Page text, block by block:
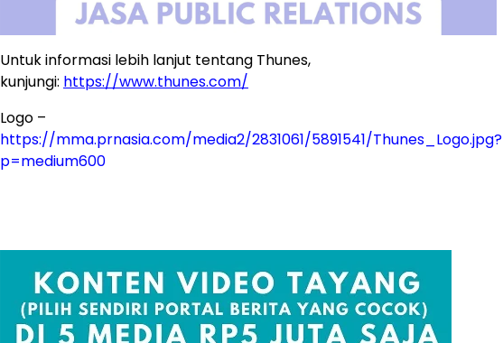
Untuk informasi lebih lanjut tentang Thunes,
kunjungi: https://www.thunes.com/
Logo –
https://mma.prnasia.com/media2/2831061/5891541/Thunes_Logo.jpg?
p=medium600